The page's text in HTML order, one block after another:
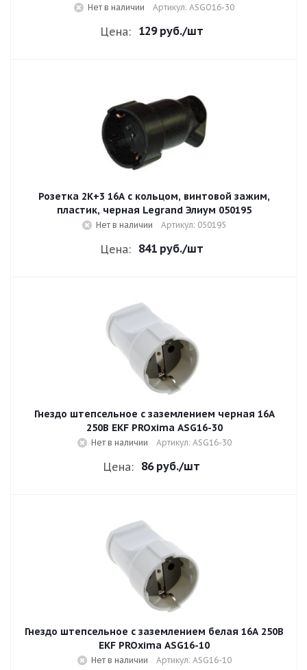
Нет в наличии Артикул: ASGO16-30
Цена: 129 руб./шт
Розетка 2К+3 16A с кольцом, винтовой зажим,
пластик, черная Legrand Элиум 050195
Нет в наличии Артикул: 050195
Цена: 841 руб./шт
Гнездо штепсельное с заземлением черная 16A
250В EKF PROxima ASG16-30
Нет в наличии Артикул: ASG16-30
Цена: 86 руб./шт
Гнездо штепсельное с заземлением белая 16A 250В
EKF PROxima ASG16-10
Нет в наличии Артикул: ASG16-10